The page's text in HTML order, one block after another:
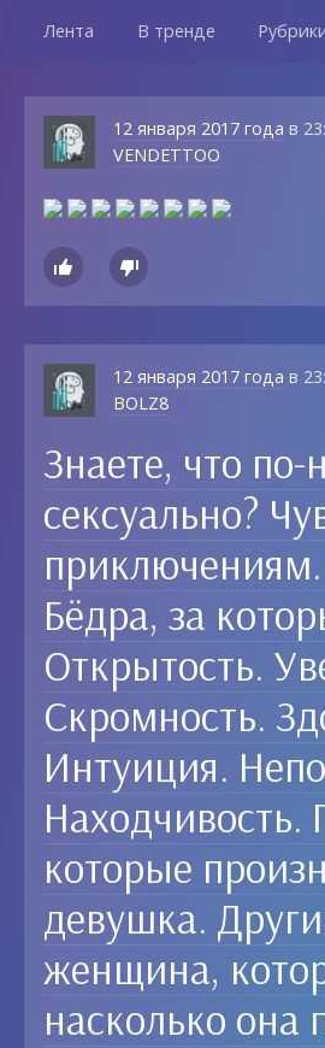
Лента В тренде
12 января 2017 года в
VENDETTOO
 
12 января 2017 года в
BOLZ8
Знаете, что
сексуально?
Бёдра, за
Открытость.
Скромность.
Интуиция.
Находчивость.
которые
девушка.
женщина,
насколько она